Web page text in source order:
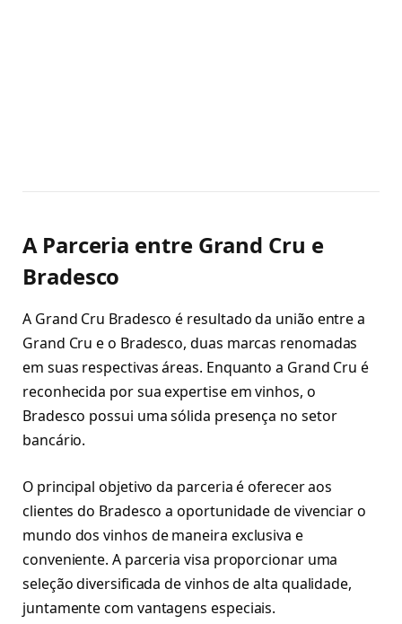
A Parceria entre Grand Cru e
Bradesco
A Grand Cru Bradesco é resultado da união entre a
Grand Cru e o Bradesco, duas marcas renomadas
em suas respectivas áreas. Enquanto a Grand Cru é
reconhecida por sua expertise em vinhos, o
Bradesco possui uma sólida presença no setor
bancário.
O principal objetivo da parceria é oferecer aos
clientes do Bradesco a oportunidade de vivenciar o
mundo dos vinhos de maneira exclusiva e
conveniente. A parceria visa proporcionar uma
seleção diversificada de vinhos de alta qualidade,
juntamente com vantagens especiais.